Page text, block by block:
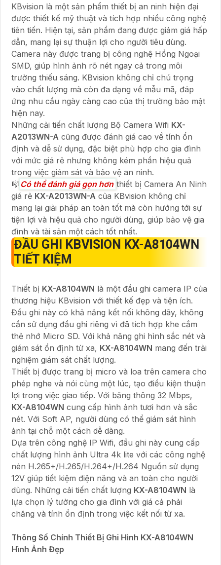
KBvision là một sản phẩm thiết bị an ninh hiện đại
được thiết kế mỹ thuật và tích hợp nhiều công nghệ
tiên tiến. Hiện tại, sản phẩm đang được giảm giá hấp
dẫn, mang lại sự thuận lợi cho người tiêu dùng.
Camera này được trang bị công nghệ Hồng Ngoại
SMD, giúp hình ảnh rõ nét ngay cả trong môi
trường thiếu sáng. KBvision không chỉ chú trọng
vào chất lượng mà còn đa dạng về mẫu mã, đáp
ứng nhu cầu ngày càng cao của thị trường bảo mật
hiện nay.
Những cải tiến chất lượng Bộ Camera Wifi KX-
A2013WN-A cũng được đánh giá cao về tính ổn
định và dễ sử dụng, đặc biệt phù hợp cho gia đình
với mức giá rẻ nhưng không kém phần hiệu quả
trong việc giám sát và bảo vệ an ninh.
🎼️ Có thể đánh giá gọn hơn thiết bị Camera An Ninh
giá rẻ KX-A2013WN-A của KBvision không chỉ
mang lại giải pháp an toàn tốt mà còn hướng tới sự
tiện lợi và hiệu quả cho người dùng, giúp bảo vệ gia
đình và tài sản một cách tốt nhất.
ĐẦU GHI KBVISION KX-A8104WN
TIẾT KIỆM
Thiết bị KX-A8104WN là một đầu ghi camera IP của
thương hiệu KBvision với thiết kế đẹp và tiện ích.
Đầu ghi này có khả năng kết nối không dây, không
cần sử dụng đầu ghi riêng vì đã tích hợp khe cắm
thẻ nhớ Micro SD. Với khả năng ghi hình sắc nét và
giám sát ổn định từ xa, KX-A8104WN mang đến trải
nghiệm giám sát chất lượng.
Thiết bị được trang bị micro và loa trên camera cho
phép nghe và nói cùng một lúc, tạo điều kiện thuận
lợi trong việc giao tiếp. Với băng thông 32 Mbps,
KX-A8104WN cung cấp hình ảnh tươi hơn và sắc
nét. Với Soft AP, người dùng có thể giám sát hình
ảnh tại chỗ một cách dễ dàng.
Dựa trên công nghệ IP Wifi, đầu ghi này cung cấp
chất lượng hình ảnh Ultra 4k lite với các công nghệ
nén H.265+/H.265/H.264+/H.264 Nguồn sử dụng
12V giúp tiết kiệm điện năng và an toàn cho người
dùng. Những cải tiến chất lượng KX-A8104WN là
lựa chọn lý tưởng cho gia đình với giá cả phải
chăng và tính ổn định trong việc kết nối từ xa.
Thông Số Chính Thiết Bị Ghi Hình KX-A8104WN
Hình Ảnh Đẹp